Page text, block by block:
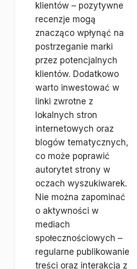
klientów – pozytywne
recenzje mogą
znacząco wpłynąć na
postrzeganie marki
przez potencjalnych
klientów. Dodatkowo
warto inwestować w
linki zwrotne z
lokalnych stron
internetowych oraz
blogów tematycznych,
co może poprawić
autorytet strony w
oczach wyszukiwarek.
Nie można zapominać
o aktywności w
mediach
społecznościowych –
regularne publikowanie
treści oraz interakcja z